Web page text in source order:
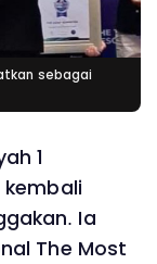
sebagai
1
Ia
The Most